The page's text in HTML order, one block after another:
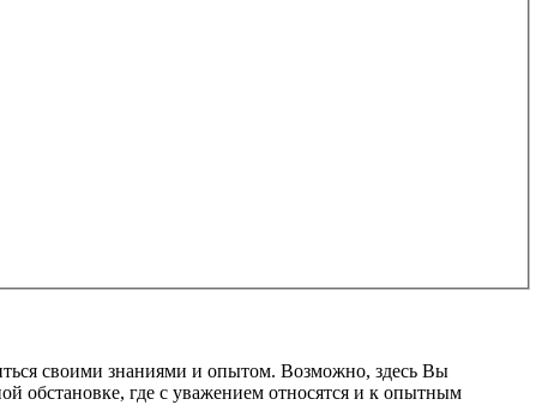
своими знаниями и опытом. Возможно, здесь Вы
обстановке, где с уважением относятся и к опытным